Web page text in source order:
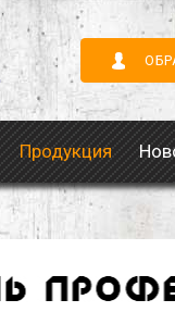
Продукция